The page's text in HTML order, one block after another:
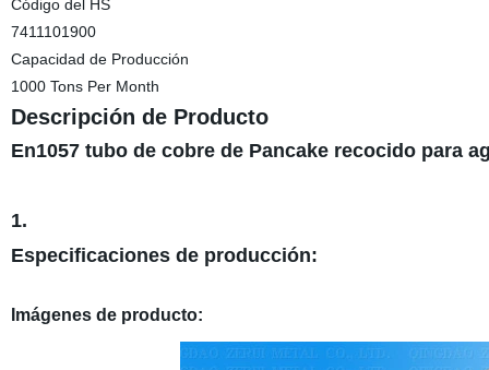
Código del HS
7411101900
Capacidad de Producción
1000 Tons Per Month
Descripción de Producto
En1057 tubo de cobre de Pancake recocido para
1.
Especificaciones de producción:
Imágenes de producto: